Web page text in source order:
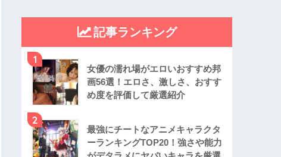
記事ランキング
1
女優の濡れ場がエロいおすすめ邦
画56選！エロさ、激しさ、おすす
め度を評価して厳選紹介
2
最強にチートなアニメキャラクタ
ーランキングTOP20！強さや能力